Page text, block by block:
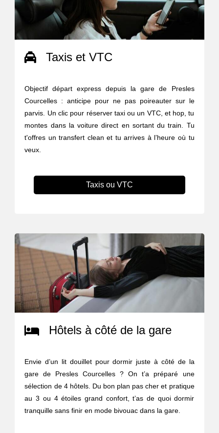
Taxis et VTC
Objectif départ express depuis la gare de Presles
Courcelles : anticipe pour ne pas poireauter sur le
parvis. Un clic pour réserver taxi ou un VTC, et hop, tu
montes dans la voiture direct en sortant du train. Tu
t'offres un transfert clean et tu arrives à l’heure où tu
veux.
Taxis ou VTC
Hôtels à côté de la gare
Envie d’un lit douillet pour dormir juste à côté de la
gare de Presles Courcelles ? On t’a préparé une
sélection de 4 hôtels. Du bon plan pas cher et pratique
au 3 ou 4 étoiles grand confort, t’as de quoi dormir
tranquille sans finir en mode bivouac dans la gare.